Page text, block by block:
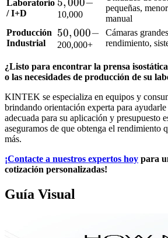
Laboratorio
/ I+D
-
10,000
pequeñas,
manual
Producción
Industrial
50,000
-
50,000−
200,000+
Cámaras
rendimiento,
¿Listo para encontrar la prensa
o las necesidades de producción de su
KINTEK se especializa en equipos y
brindando orientación experta para ayudarle
adecuada para su aplicación y presupuesto
aseguramos de que obtenga el rendimiento
más.
¡Contacte a nuestros expertos hoy para
cotización personalizadas!
Guía Visual